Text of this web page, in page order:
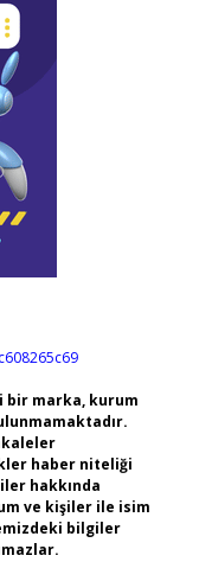
bir marka, kurum
haber niteliği
hakkında
ve kişiler ile isim
bilgiler